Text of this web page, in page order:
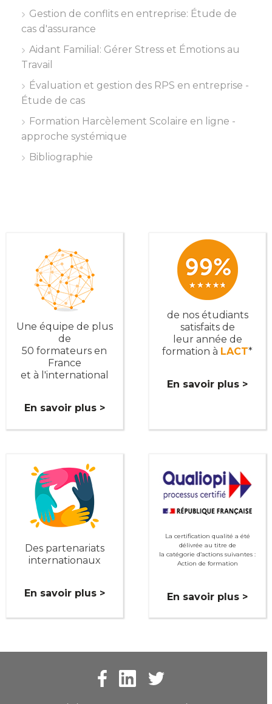
Gestion de conflits en entreprise: Étude de
cas d'assurance
Aidant Familial: Gérer Stress et Émotions au
Travail
Évaluation et gestion des RPS en entreprise -
Étude de cas
Formation Harcèlement Scolaire en ligne -
approche systémique
Bibliographie
Une équipe de plus
de
50 formateurs en
France
et à l'international
En savoir plus >
de nos étudiants
satisfaits de
leur année de
formation à LACT*
En savoir plus >
Des partenariats
internationaux
En savoir plus >
La certification qualité a été
délivrée au titre de
la catégorie d’actions suivantes :
Action de formation
En savoir plus >